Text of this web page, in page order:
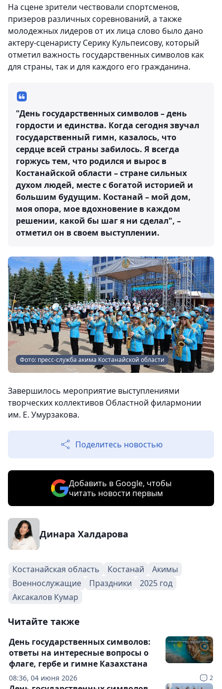
На сцене зрители чествовали спортсменов,
призеров различных соревнований, а также
молодежных лидеров от их лица слово было дано
актеру-сценаристу Серику Кульпеисову, который
отметил важность государственных символов как
для страны, так и для каждого его гражданина.
"День государственных символов – день
гордости и единства. Когда сегодня звучал
государственный гимн, казалось, что
сердце всей страны забилось. Я всегда
горжусь тем, что родился и вырос в
Костанайской области – стране сильных
духом людей, месте с богатой историей и
большим будущим. Костанай – мой дом,
моя опора, мое вдохновение в каждом
решении, какой бы шаг я ни сделал", –
отметил он в своем выступлении.
Фото: пресс-служба акима Костанайской области
Завершилось мероприятие выступлениями
творческих коллективов Областной филармонии
им. Е. Умурзакова.
Поделитесь новостью
Добавить в Google, чтобы
читать новости первым
Динара Халдарова
Костанайская область Костанай
Акимы
Военнослужащие
Праздники
2025 год
Аксакалов Кумар
Читайте также
08:36, 04 июня 2026 2
День государственных символов:
ответы на интересные вопросы о
флаге, гербе и гимне Казахстана